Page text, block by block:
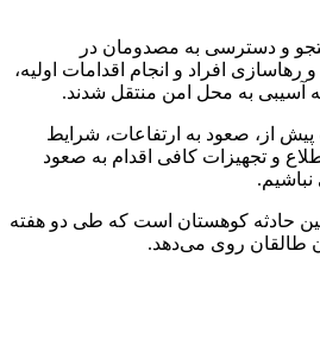
و دسترسی به مصدومان در
افراد و انجام اقدامات اولیه،
آسیبی به محل امن منتقل شدند.
از، صعود به ارتفاعات، شرایط
و تجهیزات کافی اقدام به صعود
نباشیم.
حادثه کوهستان است که طی دو هفته
طالقان روی می‌دهد.